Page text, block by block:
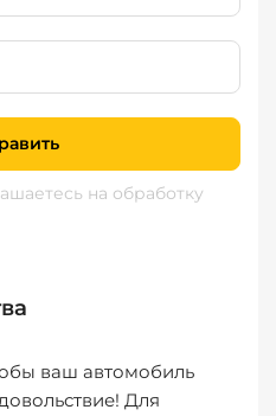
на обработку
ваш автомобиль
Для